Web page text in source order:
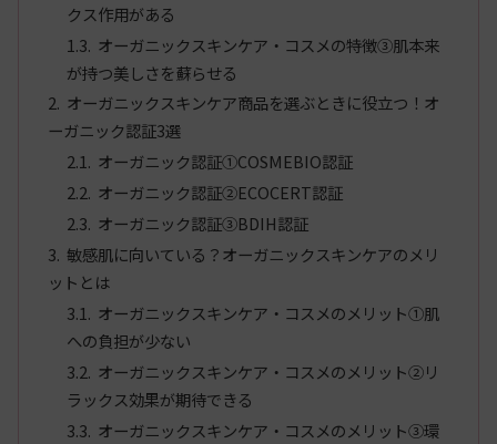
クス作用がある
オーガニックスキンケア・コスメの特徴③肌本来
が持つ美しさを蘇らせる
オーガニックスキンケア商品を選ぶときに役立つ！オ
ーガニック認証3選
オーガニック認証①COSMEBIO認証
オーガニック認証②ECOCERT認証
オーガニック認証③BDIH認証
敏感肌に向いている？オーガニックスキンケアのメリ
ットとは
オーガニックスキンケア・コスメのメリット①肌
への負担が少ない
オーガニックスキンケア・コスメのメリット②リ
ラックス効果が期待できる
オーガニックスキンケア・コスメのメリット③環